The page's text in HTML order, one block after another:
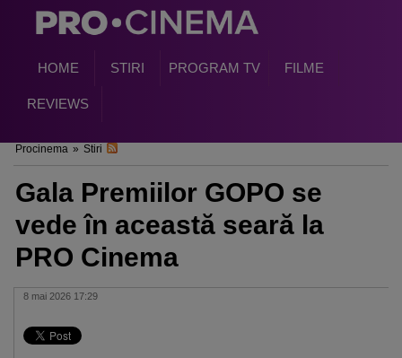
HOME STIRI PROGRAM TV FILME
REVIEWS
Procinema » Stiri
Gala Premiilor GOPO se
vede în această seară la
PRO Cinema
8 mai 2026 17:29